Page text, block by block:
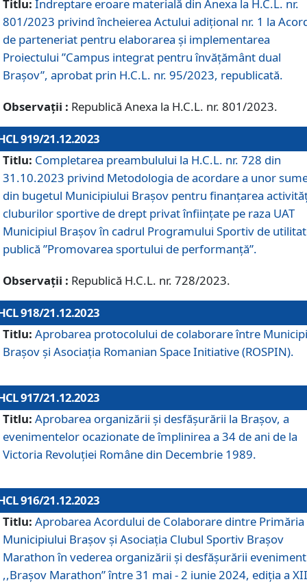
Titlu: Îndreptare eroare materială din Anexa la H.C.L. nr.
801/2023 privind încheierea Actului adițional nr. 1 la
de parteneriat pentru elaborarea și implementarea
Proiectului ”Campus integrat pentru învățământ dual
Brașov”, aprobat prin H.C.L. nr. 95/2023, republicată.
Observații : Republică Anexa la H.C.L. nr. 801/2023.
919/21.12.2023
Titlu: Completarea preambulului la H.C.L. nr. 728 din
31.10.2023 privind Metodologia de acordare a unor
din bugetul Municipiului Brașov pentru finanțarea
cluburilor sportive de drept privat înființate pe raza UAT
Municipiul Brașov în cadrul Programului Sportiv de
publică ”Promovarea sportului de performanță”.
Observații : Republică H.C.L. nr. 728/2023.
918/21.12.2023
Titlu: Aprobarea protocolului de colaborare între
Brașov și Asociația Romanian Space Initiative (ROSPIN).
917/21.12.2023
Titlu: Aprobarea organizării şi desfăşurării la Braşov, a
evenimentelor ocazionate de împlinirea a 34 de ani de la
Victoria Revoluţiei Române din Decembrie 1989.
916/21.12.2023
Titlu: Aprobarea Acordului de Colaborare dintre Primăria
Municipiului Brașov și Asociația Clubul Sportiv Brașov
Marathon în vederea organizării și desfășurării
,,Brașov Marathon” între 31 mai - 2 iunie 2024, ediția a